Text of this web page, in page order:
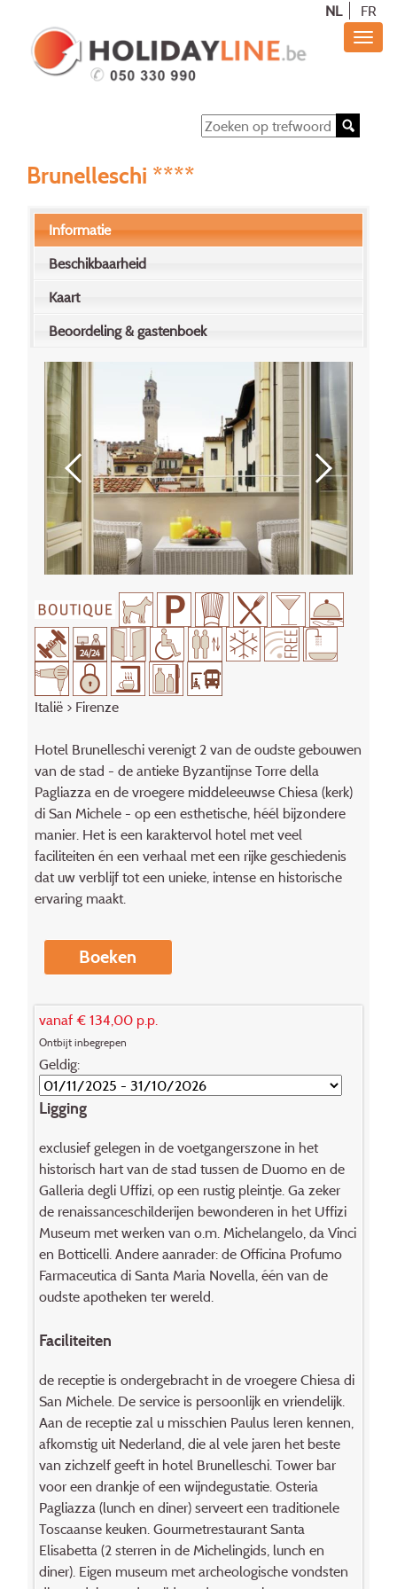
NL FR
Brunelleschi ****
Informatie
Beschikbaarheid
Kaart
Beoordeling & gastenboek
Italië> Firenze
Hotel Brunelleschi verenigt 2 van de oudste gebouwen
van de stad - de antieke Byzantijnse Torre della
Pagliazza en de vroegere middeleeuwse Chiesa (kerk)
di San Michele - op een esthetische, héél bijzondere
manier. Het is een karaktervol hotel met veel
faciliteiten én een verhaal met een rijke geschiedenis
dat uw verblijf tot een unieke, intense en historische
ervaring maakt.
Boeken
vanaf € 134,00 p.p.
Ontbijt inbegrepen
Geldig:
Ligging
exclusief gelegen in de voetgangerszone in het
historisch hart van de stad tussen de Duomo en de
Galleria degli Uffizi, op een rustig pleintje. Ga zeker
de renaissanceschilderijen bewonderen in het Uffizi
Museum met werken van o.m. Michelangelo, da Vinci
en Botticelli. Andere aanrader: de Officina Profumo
Farmaceutica di Santa Maria Novella, één van de
oudste apotheken ter wereld.
Faciliteiten
de receptie is ondergebracht in de vroegere Chiesa di
San Michele. De service is persoonlijk en vriendelijk.
Aan de receptie zal u misschien Paulus leren kennen,
afkomstig uit Nederland, die al vele jaren het beste
van zichzelf geeft in hotel Brunelleschi. Tower bar
voor een drankje of een wijndegustatie. Osteria
Pagliazza (lunch en diner) serveert een traditionele
Toscaanse keuken. Gourmetrestaurant Santa
Elisabetta (2 sterren in de Michelingids, lunch en
diner). Eigen museum met archeologische vondsten